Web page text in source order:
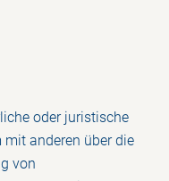
oder juristische
mit anderen über die
von